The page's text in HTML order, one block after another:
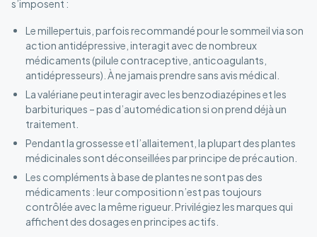
s’imposent :
Le millepertuis, parfois recommandé pour le sommeil via son
action antidépressive, interagit avec de nombreux
médicaments (pilule contraceptive, anticoagulants,
antidépresseurs). À ne jamais prendre sans avis médical.
La valériane peut interagir avec les benzodiazépines et les
barbituriques – pas d’automédication si on prend déjà un
traitement.
Pendant la grossesse et l’allaitement, la plupart des plantes
médicinales sont déconseillées par principe de précaution.
Les compléments à base de plantes ne sont pas des
médicaments : leur composition n’est pas toujours
contrôlée avec la même rigueur. Privilégiez les marques qui
affichent des dosages en principes actifs.